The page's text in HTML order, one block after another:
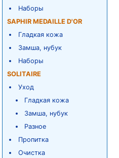
Наборы
SAPHIR MEDAILLE D'OR
Гладкая кожа
Замша, нубук
Наборы
SOLITAIRE
Уход
Гладкая кожа
Замша, нубук
Разное
Пропитка
Очистка